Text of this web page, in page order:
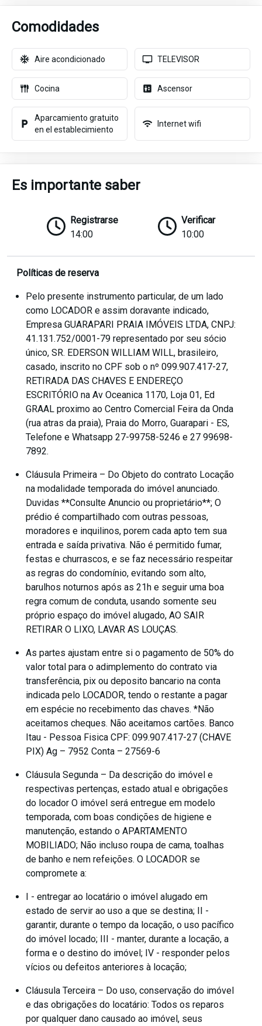
Comodidades
Aire acondicionado TELEVISOR
Cocina Ascensor
Aparcamiento gratuito
en el establecimiento
Internet wifi
Es importante saber
Registrarse
14:00
Verificar
10:00
Políticas de reserva
Pelo presente instrumento particular, de um lado
como LOCADOR e assim doravante indicado,
Empresa GUARAPARI PRAIA IMÓVEIS LTDA, CNPJ:
41.131.752/0001-79 representado por seu sócio
único, SR. EDERSON WILLIAM WILL, brasileiro,
casado, inscrito no CPF sob o nº 099.907.417-27,
RETIRADA DAS CHAVES E ENDEREÇO
ESCRITÓRIO na Av Oceanica 1170, Loja 01, Ed
GRAAL proximo ao Centro Comercial Feira da Onda
(rua atras da praia), Praia do Morro, Guarapari - ES,
Telefone e Whatsapp 27-99758-5246 e 27 99698-
7892.
Cláusula Primeira – Do Objeto do contrato Locação
na modalidade temporada do imóvel anunciado.
Duvidas **Consulte Anuncio ou proprietário**; O
prédio é compartilhado com outras pessoas,
moradores e inquilinos, porem cada apto tem sua
entrada e saída privativa. Não é permitido fumar,
festas e churrascos, e se faz necessário respeitar
as regras do condomínio, evitando som alto,
barulhos noturnos após as 21h e seguir uma boa
regra comum de conduta, usando somente seu
próprio espaço do imóvel alugado, AO SAIR
RETIRAR O LIXO, LAVAR AS LOUÇAS.
As partes ajustam entre si o pagamento de 50% do
valor total para o adimplemento do contrato via
transferência, pix ou deposito bancario na conta
indicada pelo LOCADOR, tendo o restante a pagar
em espécie no recebimento das chaves. *Não
aceitamos cheques. Não aceitamos cartões. Banco
Itau - Pessoa Fisica CPF: 099.907.417-27 (CHAVE
PIX) Ag – 7952 Conta – 27569-6
Cláusula Segunda – Da descrição do imóvel e
respectivas pertenças, estado atual e obrigações
do locador O imóvel será entregue em modelo
temporada, com boas condições de higiene e
manutenção, estando o APARTAMENTO
MOBILIADO; Não incluso roupa de cama, toalhas
de banho e nem refeições. O LOCADOR se
compromete a:
I - entregar ao locatário o imóvel alugado em
estado de servir ao uso a que se destina; II -
garantir, durante o tempo da locação, o uso pacífico
do imóvel locado; III - manter, durante a locação, a
forma e o destino do imóvel; IV - responder pelos
vícios ou defeitos anteriores à locação;
Cláusula Terceira – Do uso, conservação do imóvel
e das obrigações do locatário: Todos os reparos
por qualquer dano causado ao imóvel, seus